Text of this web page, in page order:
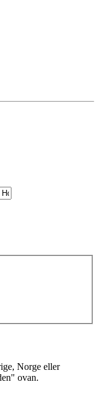
Norge eller
ovan.